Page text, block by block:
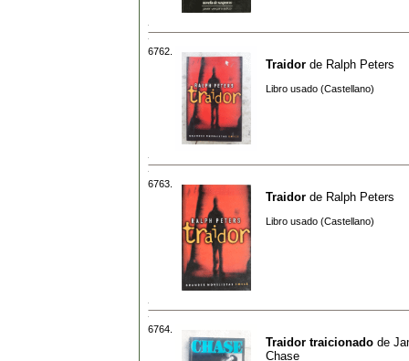
6762.
Traidor de Ralph Peters
Libro usado (Castellano)
6763.
Traidor de Ralph Peters
Libro usado (Castellano)
6764.
Traidor traicionado de
Chase